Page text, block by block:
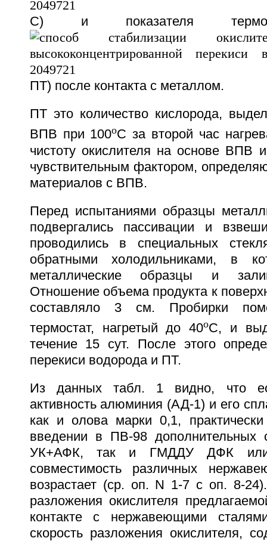
С) и показателя
ПТ) после контакта с металлом.
ПТ это количество кислорода,
ВПВ при 100оС за второй час
чистоту окислителя на основе ВПВ
чувствительным фактором,
материалов с ВПВ.
Перед испытаниями образцы
подвергались пассивации и
проводились в специальных
обратными холодильниками, в
металлические образцы и
Отношение объема продукта к
составляло 3 см. Пробирки
термостат, нагретый до 40оС, и
течение 15 сут. После этого
перекиси водорода и ПТ.
Из данных табл. 1 видно, что
активность алюминия (АД-1) и его
как и олова марки 0,1,
введении в ПВ-98 дополнительных
УК+АФК, так и ГМДДУ ДФК
совместимость различных
возрастает (ср. оп. N 1-7 с оп. 8-
разложения окислителя
контакте с нержавеющими
скорость разложения окислителя,